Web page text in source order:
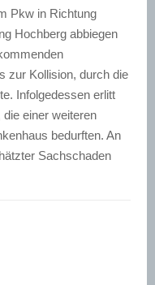
Pkw in Richtung
Hochberg abbiegen
zur Kollision, durch die
Infolgedessen erlitt
einer weiteren
bedurften. An
Sachschaden